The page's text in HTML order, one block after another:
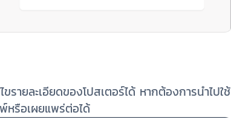
ายละเอียดของโปสเตอร์ได้ หากต้องการนำไปใช้
หรือเผยแพร่ต่อได้